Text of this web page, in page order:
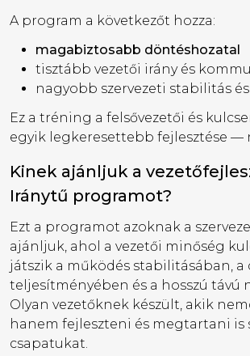
A program a következőt hozza:
magabiztosabb döntéshozatal
tisztább vezetői irány és
nagyobb szervezeti stabilitás
Ez a tréning a felsővezetői és
egyik legkeresettebb fejlesztése —
Kinek ajánljuk a
Iránytű programot?
Ezt a programot azoknak a
ajánljuk, ahol a vezetői minőség
játszik a működés stabilitásában, a
teljesítményében és a hosszú távú
Olyan vezetőknek készült, akik
hanem fejleszteni és megtartani is
csapatukat.